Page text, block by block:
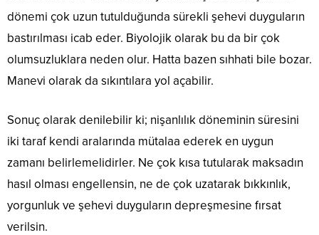
dönemi çok uzun tutulduğunda sürekli şehevi duyguların
bastırılması icab eder. Biyolojik olarak bu da bir çok
olumsuzluklara neden olur. Hatta bazen sıhhati bile bozar.
Manevi olarak da sıkıntılara yol açabilir.
Sonuç olarak denilebilir ki; nişanlılık döneminin süresini
iki taraf kendi aralarında mütalaa ederek en uygun
zamanı belirlemelidirler. Ne çok kısa tutularak maksadın
hasıl olması engellensin, ne de çok uzatarak bıkkınlık,
yorgunluk ve şehevi duyguların depreşmesine fırsat
verilsin.